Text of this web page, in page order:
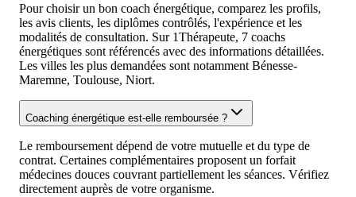
Pour choisir un bon coach énergétique, comparez les profils,
les avis clients, les diplômes contrôlés, l'expérience et les
modalités de consultation. Sur 1Thérapeute, 7 coachs
énergétiques sont référencés avec des informations détaillées.
Les villes les plus demandées sont notamment Bénesse-
Maremne, Toulouse, Niort.
Coaching énergétique est-elle remboursée ?
Le remboursement dépend de votre mutuelle et du type de
contrat. Certaines complémentaires proposent un forfait
médecines douces couvrant partiellement les séances. Vérifiez
directement auprès de votre organisme.